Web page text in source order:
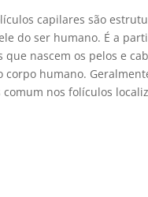
capilares são
do ser humano. É a
nascem os pelos e
corpo humano.
nos folículos